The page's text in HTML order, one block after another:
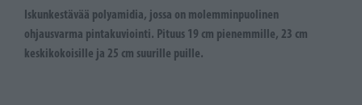
Iskunkestävää polyamidia, jossa on molemminpuolinen
ohjausvarma pintakuviointi. Pituus 19 cm pienemmille, 23 cm
keskikokoisille ja 25 cm suurille puille.